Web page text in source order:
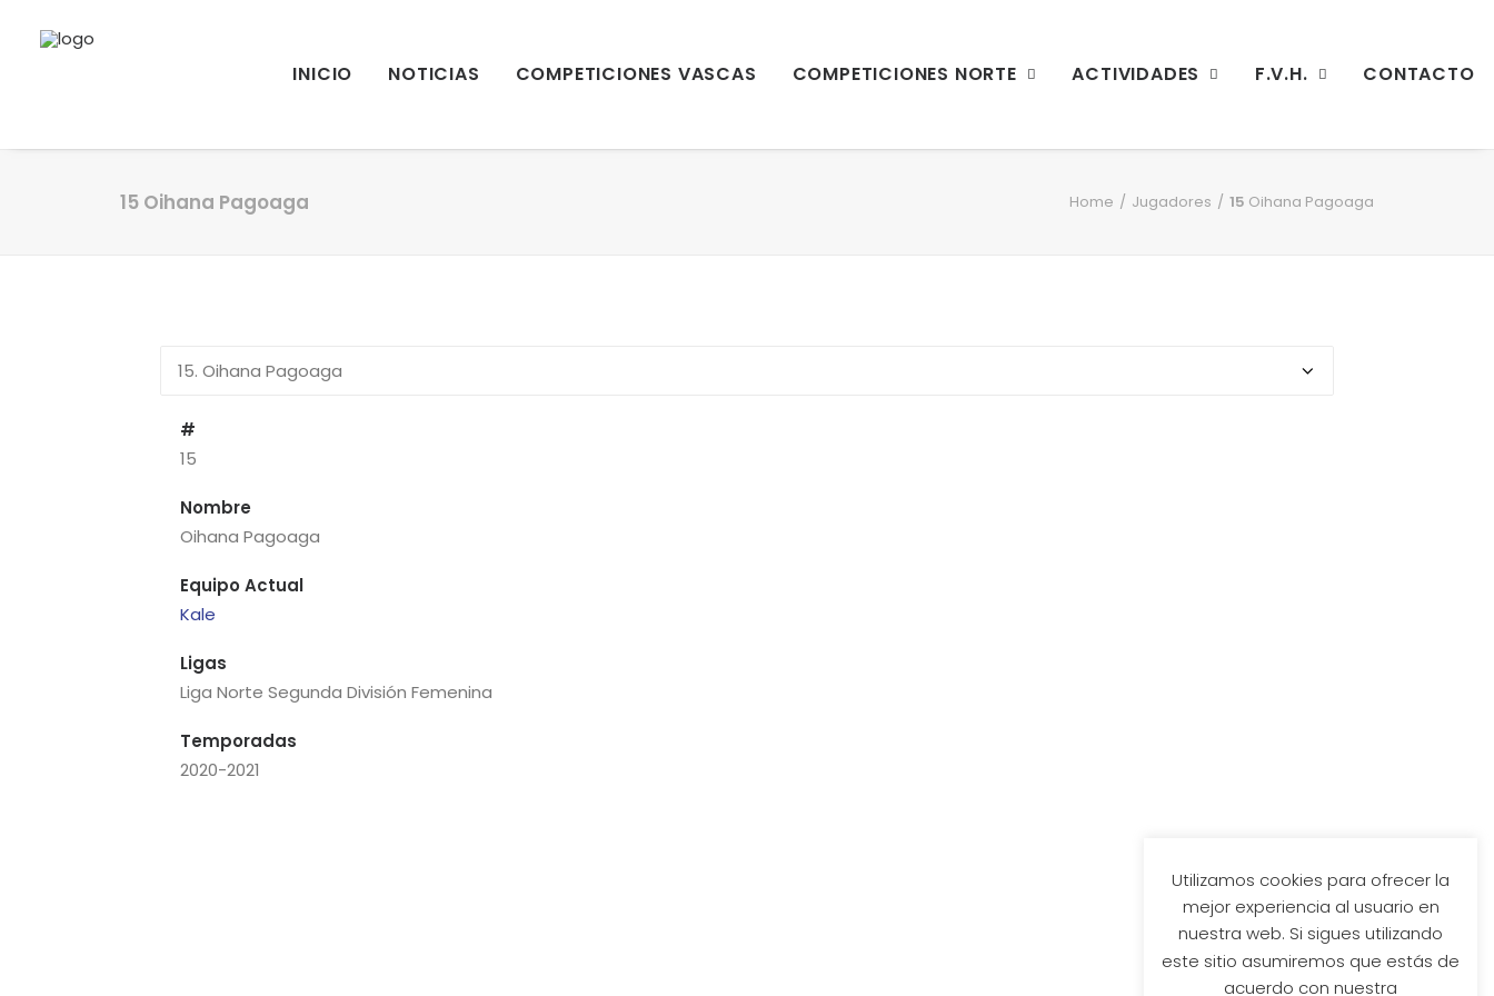
INICIO NOTICIAS COMPETICIONES VASCAS COMPETICIONES NORTE ACTIVIDADES F.V.H. CONTACTO
15 Oihana Pagoaga Home Jugadores 15 Oihana Pagoaga
#
15
Nombre
Oihana Pagoaga
Equipo Actual
Kale
Ligas
Liga Norte Segunda División Femenina
Temporadas
2020-2021
Utilizamos cookies para ofrecer la
mejor experiencia al usuario en
nuestra web. Si sigues utilizando
este sitio asumiremos que estás de
acuerdo con nuestra